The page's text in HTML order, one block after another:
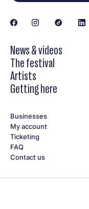
News & videos
The festival
Artists
Getting here
Businesses
My account
Ticketing
FAQ
Contact us